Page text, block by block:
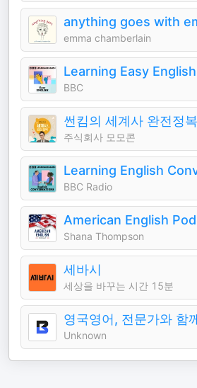
emma chamberlain
Learning Easy English
BBC
썬킴의 세계사 완전정복
주식회사 모모콘
Learning English
BBC Radio
American English
Shana Thompson
세바시
세상을 바꾸는 시간 15분
Unknown